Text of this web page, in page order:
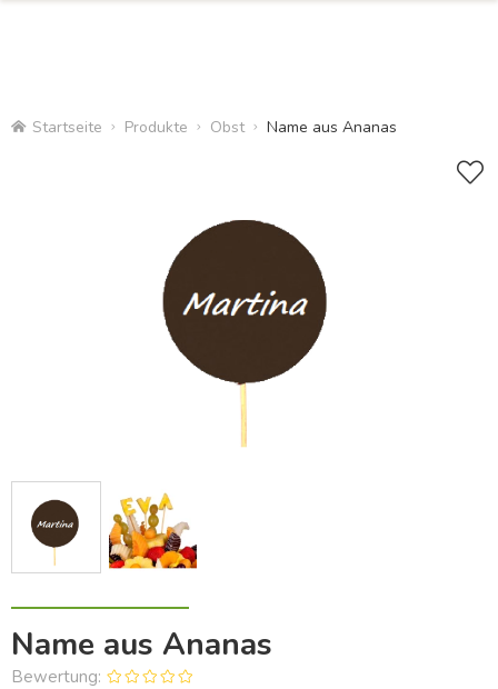
Startseite Produkte Obst Name aus Ananas
Name aus Ananas
Bewertung: